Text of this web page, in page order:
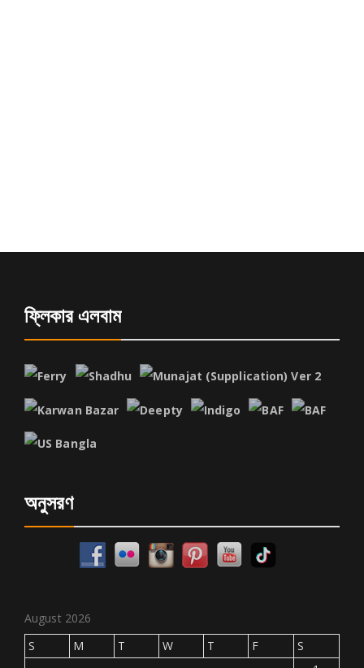
ফ্লিকার এলবাম
অনুসরণ
August 2026
S
M T W T F
S